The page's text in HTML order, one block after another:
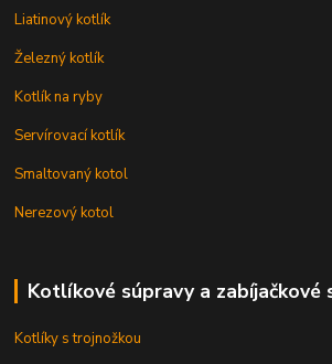
Liatinový kotlík
Železný kotlík
Kotlík na ryby
Servírovací kotlík
Smaltovaný kotol
Nerezový kotol
Kotlíkové súpravy a zabíjačkové
Kotlíky s trojnožkou